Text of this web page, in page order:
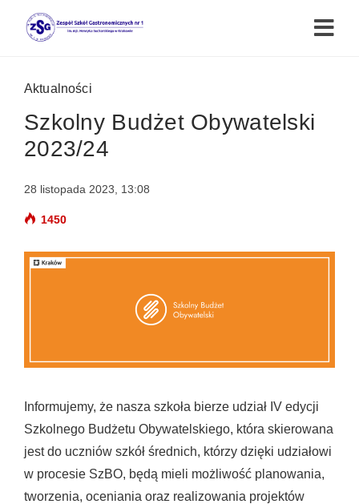
Aktualności
Szkolny Budżet Obywatelski
2023/24
28 listopada 2023, 13:08
1450
Informujemy, że nasza szkoła bierze udział IV edycji
Szkolnego Budżetu Obywatelskiego, która skierowana
jest do uczniów szkół średnich, którzy dzięki udziałowi
w procesie SzBO, będą mieli możliwość planowania,
tworzenia, oceniania oraz realizowania projektów